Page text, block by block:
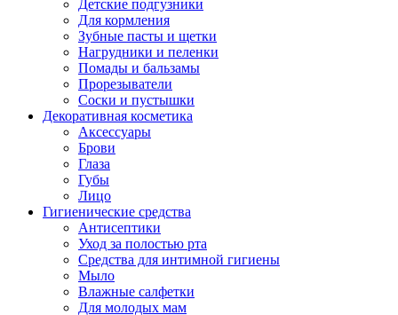
Детские подгузники
Для кормления
Зубные пасты и щетки
Нагрудники и пеленки
Помады и бальзамы
Прорезыватели
Соски и пустышки
Декоративная косметика
Аксессуары
Брови
Глаза
Губы
Лицо
Гигиенические средства
Антисептики
Уход за полостью рта
Средства для интимной гигиены
Мыло
Влажные салфетки
Для молодых мам